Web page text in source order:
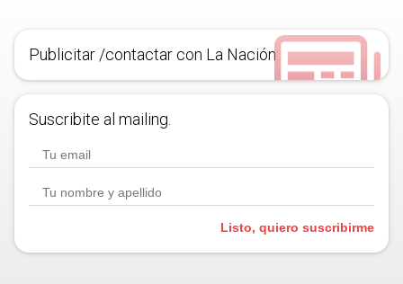
Publicitar /contactar con La Nación
Suscribite al mailing.
Listo, quiero suscribirme